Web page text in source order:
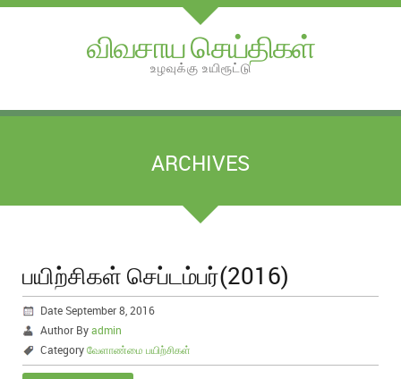
விவசாய செய்திகள்
உழவுக்கு உயிரூட்டு
ARCHIVES
பயிற்சிகள் செப்டம்பர்(2016)
Date September 8, 2016
Author Byadmin
Categoryவேளாண்மை பயிற்சிகள்